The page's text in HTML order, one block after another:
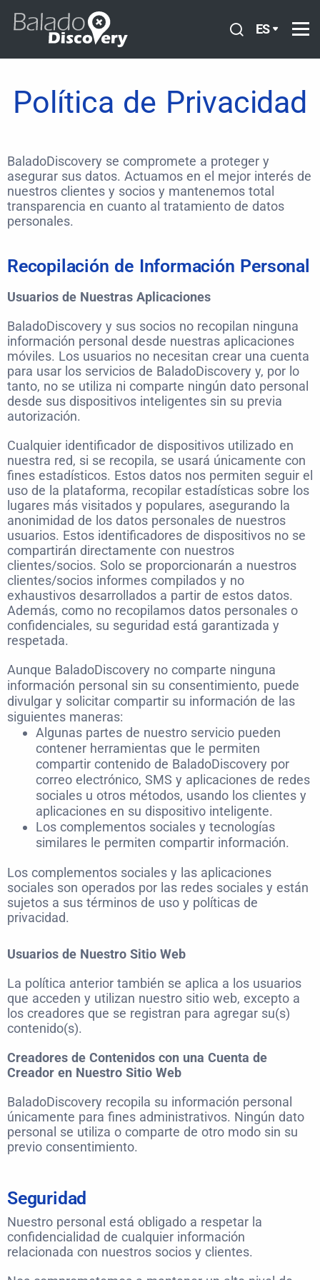
ES
Política de Privacidad
BaladoDiscovery se compromete a proteger y
asegurar sus datos. Actuamos en el mejor interés de
nuestros clientes y socios y mantenemos total
transparencia en cuanto al tratamiento de datos
personales.
Recopilación de Información Personal
Usuarios de Nuestras Aplicaciones
BaladoDiscovery y sus socios no recopilan ninguna
información personal desde nuestras aplicaciones
móviles. Los usuarios no necesitan crear una cuenta
para usar los servicios de BaladoDiscovery y, por lo
tanto, no se utiliza ni comparte ningún dato personal
desde sus dispositivos inteligentes sin su previa
autorización.
Cualquier identificador de dispositivos utilizado en
nuestra red, si se recopila, se usará únicamente con
fines estadísticos. Estos datos nos permiten seguir el
uso de la plataforma, recopilar estadísticas sobre los
lugares más visitados y populares, asegurando la
anonimidad de los datos personales de nuestros
usuarios. Estos identificadores de dispositivos no se
compartirán directamente con nuestros
clientes/socios. Solo se proporcionarán a nuestros
clientes/socios informes compilados y no
exhaustivos desarrollados a partir de estos datos.
Además, como no recopilamos datos personales o
confidenciales, su seguridad está garantizada y
respetada.
Aunque BaladoDiscovery no comparte ninguna
información personal sin su consentimiento, puede
divulgar y solicitar compartir su información de las
siguientes maneras:
Algunas partes de nuestro servicio pueden
contener herramientas que le permiten
compartir contenido de BaladoDiscovery por
correo electrónico, SMS y aplicaciones de redes
sociales u otros métodos, usando los clientes y
aplicaciones en su dispositivo inteligente.
Los complementos sociales y tecnologías
similares le permiten compartir información.
Los complementos sociales y las aplicaciones
sociales son operados por las redes sociales y están
sujetos a sus términos de uso y políticas de
privacidad.
Usuarios de Nuestro Sitio Web
La política anterior también se aplica a los usuarios
que acceden y utilizan nuestro sitio web, excepto a
los creadores que se registran para agregar su(s)
contenido(s).
Creadores de Contenidos con una Cuenta de
Creador en Nuestro Sitio Web
BaladoDiscovery recopila su información personal
únicamente para fines administrativos. Ningún dato
personal se utiliza o comparte de otro modo sin su
previo consentimiento.
Seguridad
Nuestro personal está obligado a respetar la
confidencialidad de cualquier información
relacionada con nuestros socios y clientes.